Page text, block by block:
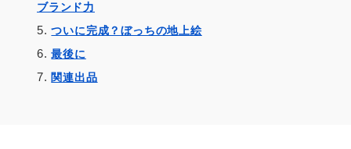
ブランド力
ついに完成？ぼっちの地上絵
最後に
関連出品